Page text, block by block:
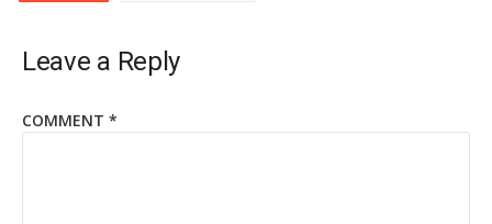
Leave a Reply
COMMENT *